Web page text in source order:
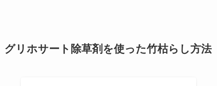
グリホサート除草剤を使った竹枯らし方法